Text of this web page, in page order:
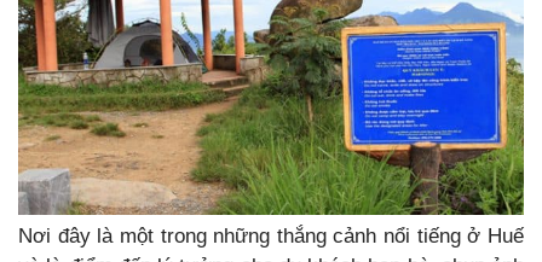
Nơi đây là một trong những thắng cảnh nổi tiếng ở Huế